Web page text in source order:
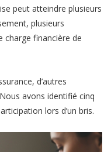
peut atteindre plusieurs
plusieurs
financière de
d’autres
avons identifié cinq
lors d’un bris.